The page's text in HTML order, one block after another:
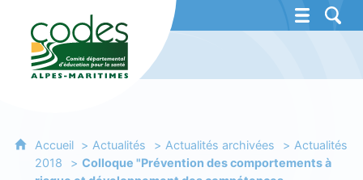
CoDES 06 - Comité départemental
Accueil Actualités Actualités archivées
Actualités
2018
Colloque "Prévention des comportements à